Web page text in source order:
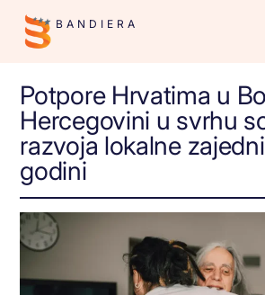
BANDIERA
Potpore Hrvatima u
Hercegovini u svrhu
razvoja lokalne
godini